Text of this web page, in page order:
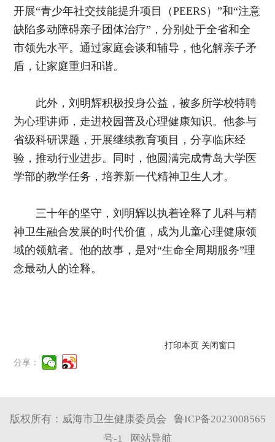
开展“青少年社交技能提升项目（PEERS）”和“注意
缺陷多动障碍亲子团体治疗”，分别处于全省和全
市领先水平。通过家庭会谈和辅导，他化解亲子矛
盾，让家庭重归和谐。
此外，刘明辉积极投身公益，被多所学校特聘
为心理讲师，走进校园普及心理健康知识。他参与
省级科研课题，开展继续教育项目，分享临床经
验，推动行业进步。同时，他圆满完成青岛大学医
学部的教学任务，培养新一代精神卫生人才。
三十年的坚守，刘明辉以执着诠释了儿科与精
神卫生融合发展的时代价值，成为儿童心理健康领
域的领航者。他的故事，是对“生命全周期服务”理
念最动人的诠释。
打印本页 关闭窗口
分享：
版权所有：威海市卫生健康委员会
鲁ICP备2023008565
号-1
网站导航